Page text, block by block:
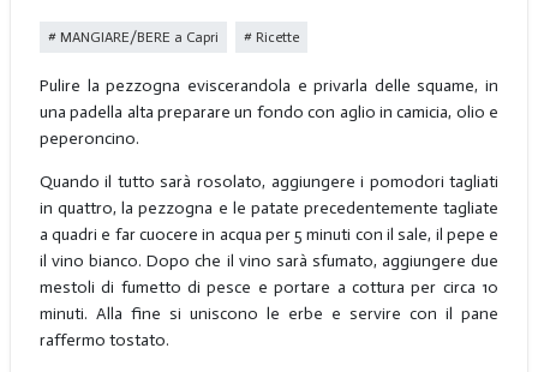
MANGIARE/BERE a Capri Ricette
Pulire la pezzogna eviscerandola e privarla delle squame, in
una padella alta preparare un fondo con aglio in camicia, olio e
peperoncino.
Quando il tutto sarà rosolato, aggiungere i pomodori tagliati
in quattro, la pezzogna e le patate precedentemente tagliate
a quadri e far cuocere in acqua per 5 minuti con il sale, il pepe e
il vino bianco. Dopo che il vino sarà sfumato, aggiungere due
mestoli di fumetto di pesce e portare a cottura per circa 10
minuti. Alla fine si uniscono le erbe e servire con il pane
raffermo tostato.